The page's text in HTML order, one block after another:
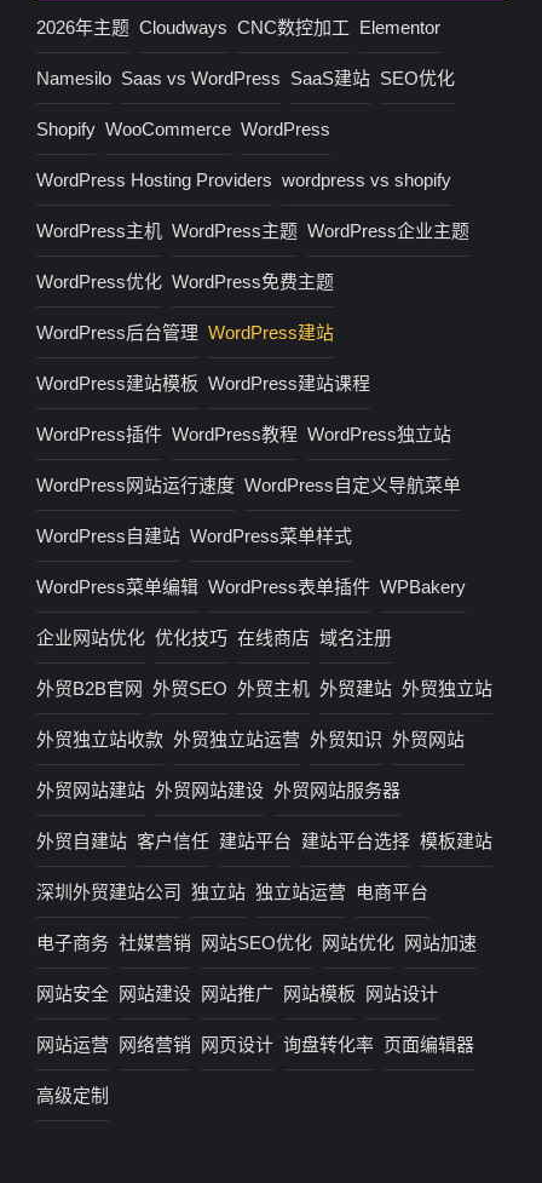
2026年主题 Cloudways CNC数控加工 Elementor
Namesilo Saas vs WordPress SaaS建站 SEO优化
Shopify WooCommerce WordPress
WordPress Hosting Providers wordpress vs shopify
WordPress主机 WordPress主题 WordPress企业主题
WordPress优化 WordPress免费主题
WordPress后台管理 WordPress建站
WordPress建站模板 WordPress建站课程
WordPress插件 WordPress教程 WordPress独立站
WordPress网站运行速度 WordPress自定义导航菜单
WordPress自建站 WordPress菜单样式
WordPress菜单编辑 WordPress表单插件 WPBakery
企业网站优化 优化技巧 在线商店 域名注册
外贸B2B官网 外贸SEO 外贸主机 外贸建站 外贸独立站
外贸独立站收款 外贸独立站运营 外贸知识 外贸网站
外贸网站建站 外贸网站建设 外贸网站服务器
外贸自建站 客户信任 建站平台 建站平台选择 模板建站
深圳外贸建站公司 独立站 独立站运营 电商平台
电子商务 社媒营销 网站SEO优化 网站优化 网站加速
网站安全 网站建设 网站推广 网站模板 网站设计
网站运营 网络营销 网页设计 询盘转化率 页面编辑器
高级定制